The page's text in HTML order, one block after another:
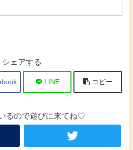
シェアする
LINE コピー
るので遊びに来てね♡